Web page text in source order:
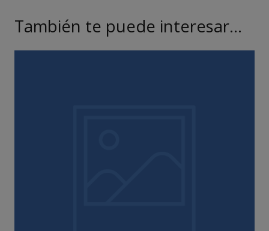
También te puede interesar…